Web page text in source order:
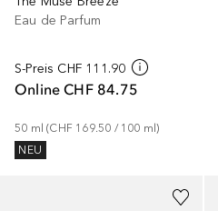
Eau de Parfum
S-Preis CHF 111.90
Online CHF 84.75
50 ml (CHF 169.50 / 100 ml)
NEU